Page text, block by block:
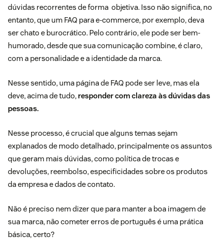
dúvidas recorrentes de forma objetiva. Isso não significa, no
entanto, que um FAQ para e-commerce, por exemplo, deva
ser chato e burocrático. Pelo contrário, ele pode ser bem-
humorado, desde que sua comunicação combine, é claro,
com a personalidade e a identidade da marca.
Nesse sentido, uma página de FAQ pode ser leve, mas ela
deve, acima de tudo, responder com clareza às dúvidas das
pessoas.
Nesse processo, é crucial que alguns temas sejam
explanados de modo detalhado, principalmente os assuntos
que geram mais dúvidas, como política de trocas e
devoluções, reembolso, especificidades sobre os produtos
da empresa e dados de contato.
Não é preciso nem dizer que para manter a boa imagem de
sua marca, não cometer erros de português é uma prática
básica, certo?